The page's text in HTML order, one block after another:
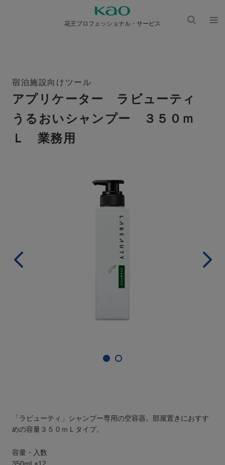
花王プロフェッショナル・サービス
宿泊施設向けツール
アプリケーター ラビューティ
うるおいシャンプー ３５０ｍ
Ｌ 業務用
「ラビューティ」シャンプー専用の空容器。部屋置きにおすす
めの容量３５０ｍＬタイプ。
容量・入数